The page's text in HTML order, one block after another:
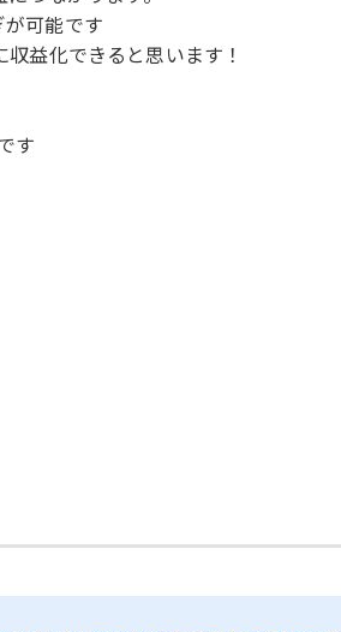
可能です
益化できると思います！
す